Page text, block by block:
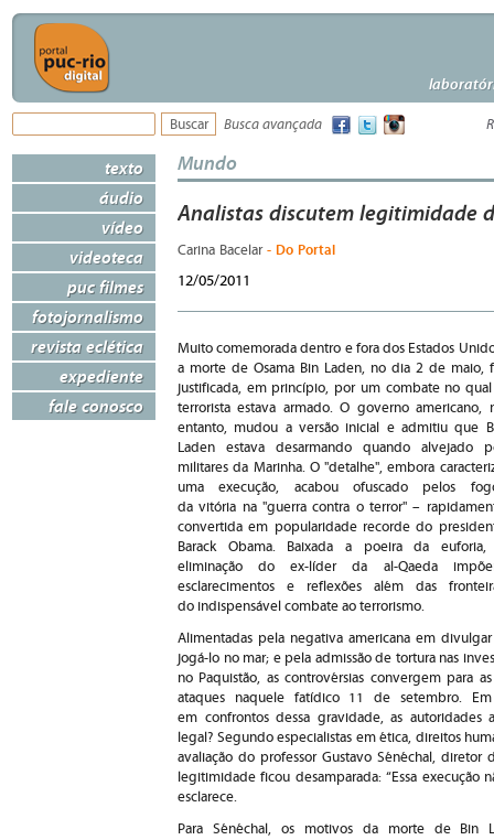
Busca avançada
texto
áudio
vídeo
videoteca
puc filmes
fotojornalismo
revista eclética
expediente
fale conosco
Mundo
Analistas discutem legitimidade
Carina Bacelar - Do Portal
12/05/2011
Muito comemorada dentro e fora dos Estados
a morte de Osama Bin Laden, no dia 2 de maio,
justificada, em princípio, por um combate no
terrorista estava armado. O governo americano,
entanto, mudou a versão inicial e admitiu que
Laden estava desarmando quando alvejado
militares da Marinha. O "detalhe", embora
uma execução, acabou ofuscado pelos
da vitória na "guerra contra o terror" –
convertida em popularidade recorde do
Barack Obama. Baixada a poeira da
eliminação do ex-líder da al-Qaeda
esclarecimentos e reflexões além das
do indispensável combate ao terrorismo.
Alimentadas pela negativa americana em
jogá-lo no mar; e pela admissão de tortura nas
no Paquistão, as controvérsias convergem para
ataques naquele fatídico 11 de setembro.
em confrontos dessa gravidade, as
legal? Segundo especialistas em ética, direitos
avaliação do professor Gustavo Sénéchal, diretor
legitimidade ficou desamparada: “Essa execução
esclarece.
Para Sénéchal, os motivos da morte de Bin